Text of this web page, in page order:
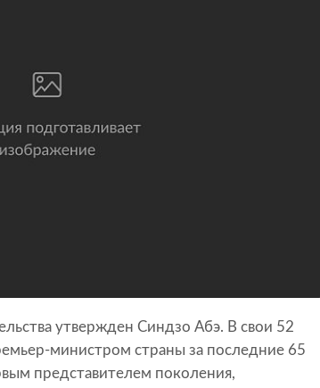
утвержден Синдзо Абэ. В свои 52
министром страны за последние 65
представителем поколения,